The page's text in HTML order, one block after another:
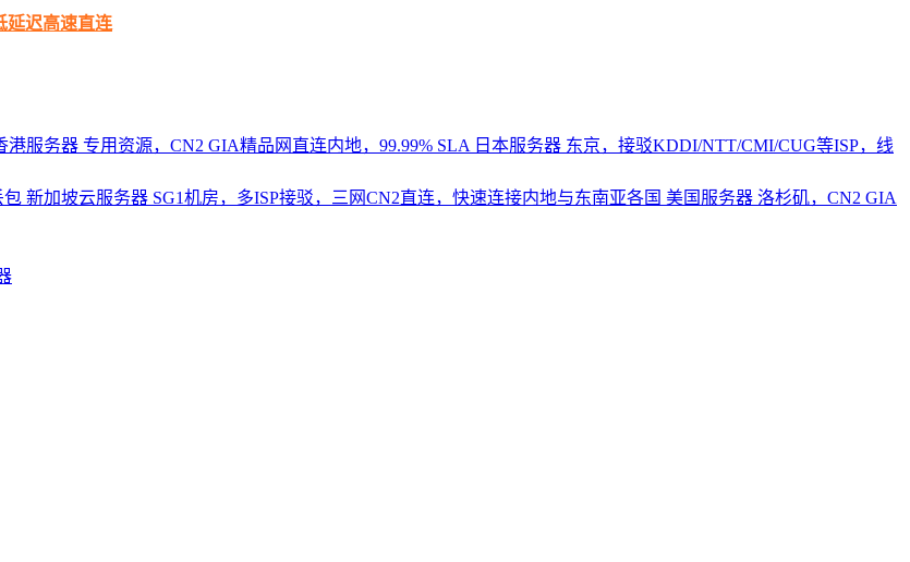
延迟高速直连
港服务器 专用资源，CN2 GIA精品网直连内地，99.99% SLA 日本服务器 东京，接驳KDDI/NTT/CMI/CUG等ISP，线
包 新加坡云服务器 SG1机房，多ISP接驳，三网CN2直连，快速连接内地与东南亚各国 美国服务器 洛杉矶，CN2 GIA